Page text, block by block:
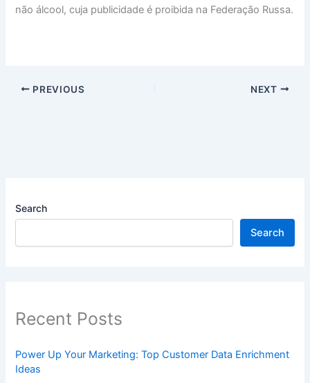
não álcool, cuja publicidade é proibida na Federação Russa.
PREVIOUS NEXT
Search
Search
Recent Posts
Power Up Your Marketing: Top Customer Data Enrichment
Ideas